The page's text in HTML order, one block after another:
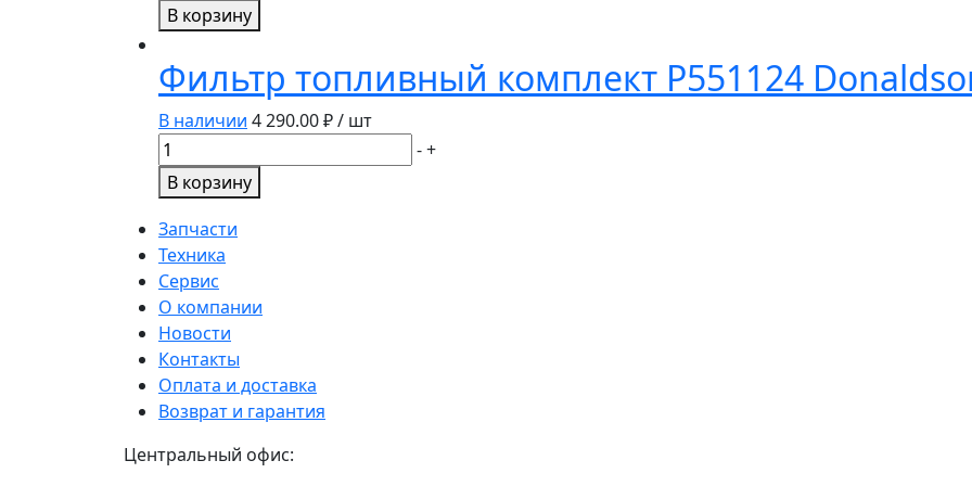
Фильтр
SC90097CA
/RE199682
В корзину
Фильтр топливный комплект P551124
В наличии 4 290.00₽ / шт
Количество
товара
Фильтр
топливный
комплект
P551124
Donaldson
-+
В корзину
Запчасти
Техника
Сервис
О компании
Новости
Контакты
Оплата и доставка
Возврат и гарантия
Центральный офис: